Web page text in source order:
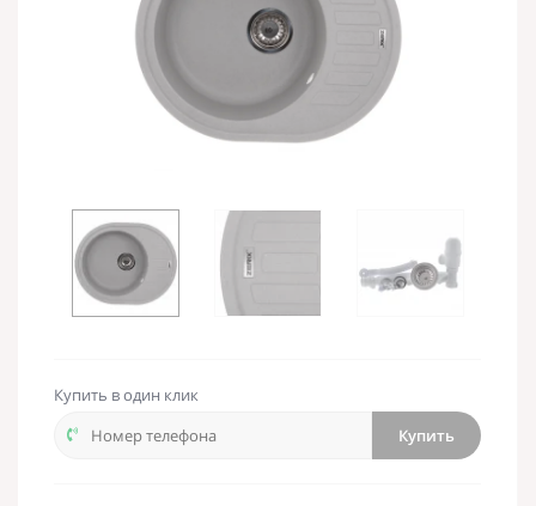
Купить в один клик
Купить